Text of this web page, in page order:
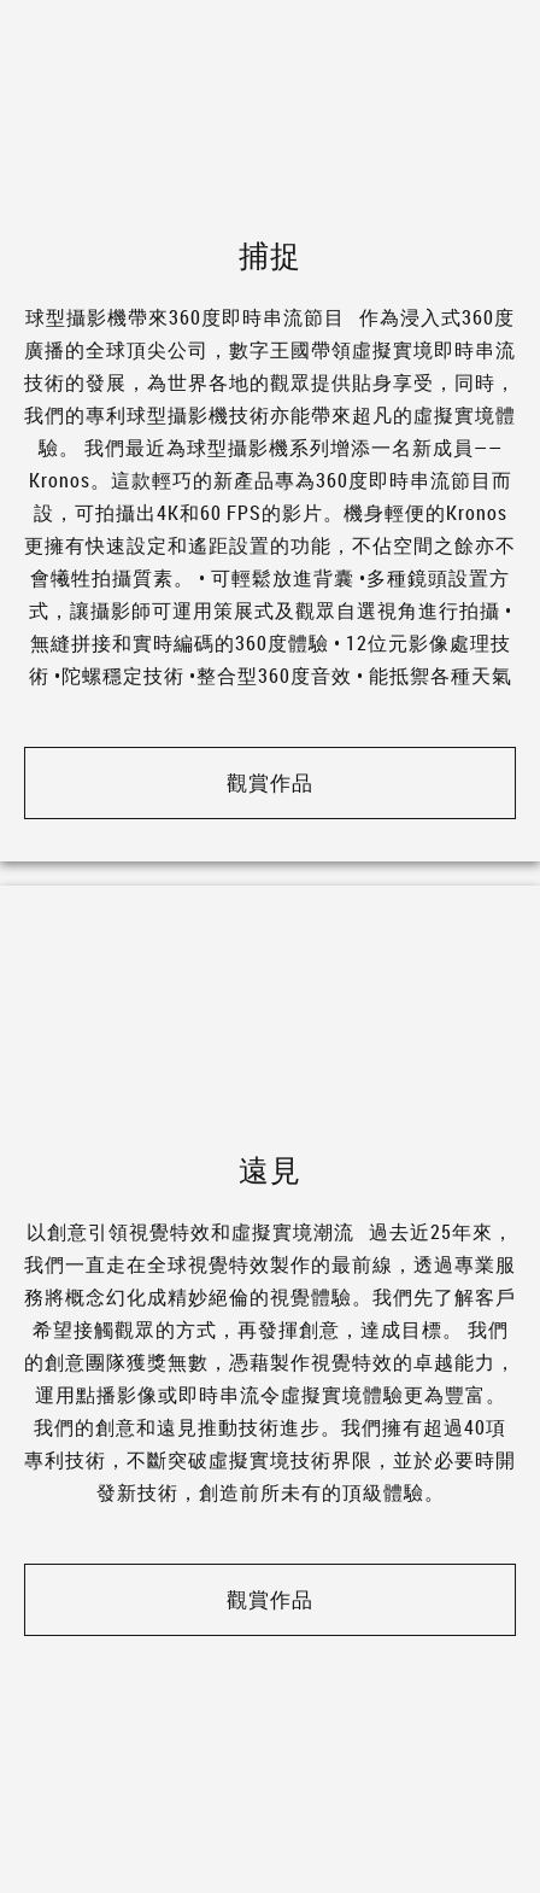
捕捉
球型攝影機帶來360度即時串流節目 作為浸入式360度
廣播的全球頂尖公司，數字王國帶領虛擬實境即時串流
技術的發展，為世界各地的觀眾提供貼身享受，同時，
我們的專利球型攝影機技術亦能帶來超凡的虛擬實境體
驗。 我們最近為球型攝影機系列增添一名新成員——
Kronos。這款輕巧的新產品專為360度即時串流節目而
設，可拍攝出4K和60 FPS的影片。機身輕便的Kronos
更擁有快速設定和遙距設置的功能，不佔空間之餘亦不
會犧牲拍攝質素。 • 可輕鬆放進背囊 •多種鏡頭設置方
式，讓攝影師可運用策展式及觀眾自選視角進行拍攝 •
無縫拼接和實時編碼的360度體驗 • 12位元影像處理技
術 •陀螺穩定技術 •整合型360度音效 • 能抵禦各種天氣
觀賞作品
遠見
以創意引領視覺特效和虛擬實境潮流 過去近25年來，
我們一直走在全球視覺特效製作的最前線，透過專業服
務將概念幻化成精妙絕倫的視覺體驗。我們先了解客戶
希望接觸觀眾的方式，再發揮創意，達成目標。 我們
的創意團隊獲獎無數，憑藉製作視覺特效的卓越能力，
運用點播影像或即時串流令虛擬實境體驗更為豐富。
我們的創意和遠見推動技術進步。我們擁有超過40項
專利技術，不斷突破虛擬實境技術界限，並於必要時開
發新技術，創造前所未有的頂級體驗。
觀賞作品